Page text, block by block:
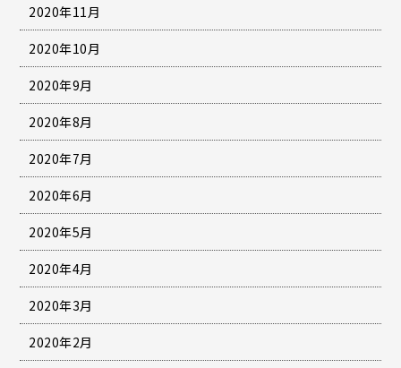
2020年11月
2020年10月
2020年9月
2020年8月
2020年7月
2020年6月
2020年5月
2020年4月
2020年3月
2020年2月